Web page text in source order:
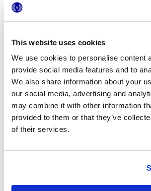
This website uses cookies
We use cookies to personalise content
provide social media features and to
We also share information about your
our social media, advertising and
may combine it with other information
provided to them or that they’ve
of their services.